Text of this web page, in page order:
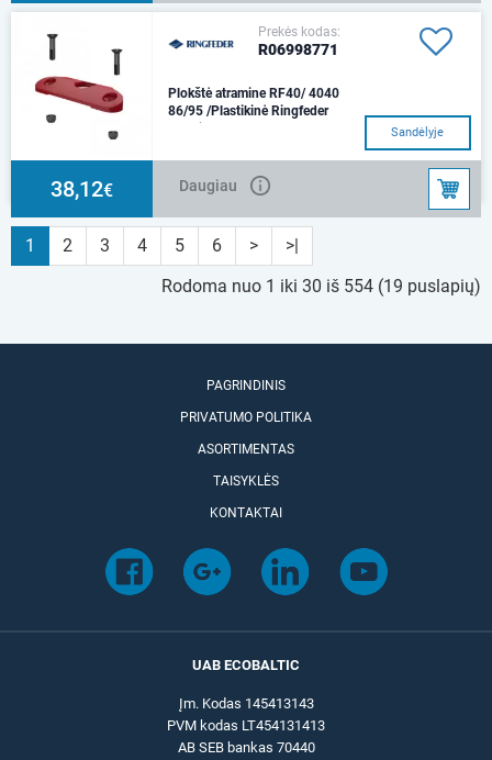
Prekės kodas:
R06998771
Plokštė atramine RF40/ 4040
86/95 /Plastikinė Ringfeder
Plastikas
Sandėlyje
38,12€ Daugiau
1 2 3 4 5 6 >
>|
Rodoma nuo 1 iki 30 iš 554 (19 puslapių)
PAGRINDINIS
PRIVATUMO POLITIKA
ASORTIMENTAS
TAISYKLĖS
KONTAKTAI
UAB ECOBALTIC
Įm. Kodas 145413143
PVM kodas LT454131413
AB SEB bankas 70440